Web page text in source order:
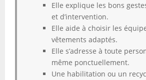
Elle explique les bons
et d’intervention.
Elle aide à choisir les
vêtements adaptés.
Elle s’adresse à toute
même ponctuellement.
Une habilitation ou un